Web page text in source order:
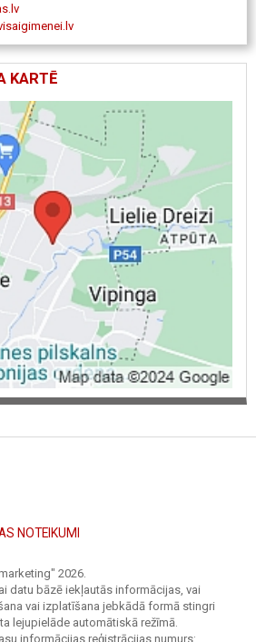
KARTĒ
NOTEIKUMI
2026.
datu bāzē iekļautās informācijas, vai
vai izplatīšana jebkādā formā stingri
lejupielāde automātiskā režīmā.
informācijas reģistrācijas numurs: